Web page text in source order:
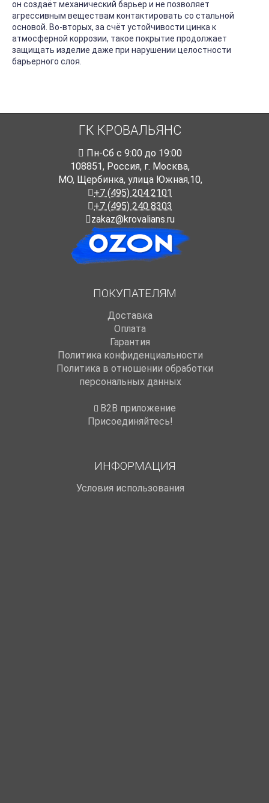
он создаёт механический барьер и не позволяет
агрессивным веществам контактировать со стальной
основой. Во-вторых, за счёт устойчивости цинка к
атмосферной коррозии, такое покрытие продолжает
защищать изделие даже при нарушении целостности
барьерного слоя.
ГК КРОВАЛЬЯНС
Пн-Cб с 9:00 до 19:00
108851, Россия, г. Москва,
МО, Щербинка, улица Южная,10,
+7 (495) 204 2101
+7 (495) 240 8303
zakaz@krovalians.ru
ПОКУПАТЕЛЯМ
Доставка
Оплата
Гарантия
Политика конфиденциальности
Политика в отношении обработки
персональных данных
B2B приложение
Присоединяйтесь!
ИНФОРМАЦИЯ
Условия использования